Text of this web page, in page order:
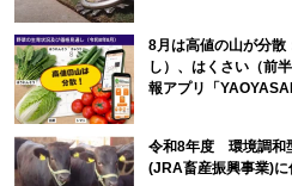
8月は高値の山が分散
し）、はくさい（前
報アプリ「
令和8年度 環境調和
(JRA畜産振興事業)